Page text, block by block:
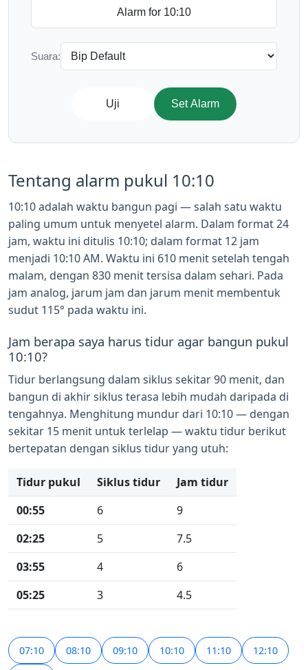
Suara:
Uji Set Alarm
Tentang alarm pukul 10:10
10:10 adalah waktu bangun pagi — salah satu waktu
paling umum untuk menyetel alarm. Dalam format 24
jam, waktu ini ditulis 10:10; dalam format 12 jam
menjadi 10:10 AM. Waktu ini 610 menit setelah tengah
malam, dengan 830 menit tersisa dalam sehari. Pada
jam analog, jarum jam dan jarum menit membentuk
sudut 115° pada waktu ini.
Jam berapa saya harus tidur agar bangun pukul
10:10?
Tidur berlangsung dalam siklus sekitar 90 menit, dan
bangun di akhir siklus terasa lebih mudah daripada di
tengahnya. Menghitung mundur dari 10:10 — dengan
sekitar 15 menit untuk terlelap — waktu tidur berikut
bertepatan dengan siklus tidur yang utuh:
Tidur pukul Siklus tidur
Jam tidur
00:55
6
9
02:25
5
7.5
03:55
4
6
05:25
3 4.5
07:10 08:10 09:10 10:10 11:10 12:10